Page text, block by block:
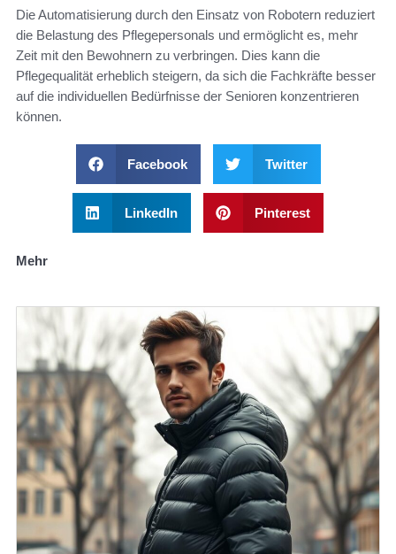
Die Automatisierung durch den Einsatz von Robotern reduziert
die Belastung des Pflegepersonals und ermöglicht es, mehr
Zeit mit den Bewohnern zu verbringen. Dies kann die
Pflegequalität erheblich steigern, da sich die Fachkräfte besser
auf die individuellen Bedürfnisse der Senioren konzentrieren
können.
Facebook Twitter
LinkedIn Pinterest
Mehr